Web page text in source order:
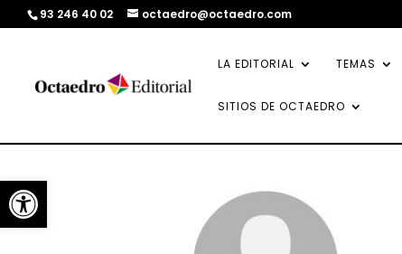
Abrir barra de herramientas
93 246 40 02 octaedro@octaedro.com
LA EDITORIAL TEMAS
SITIOS DE OCTAEDRO